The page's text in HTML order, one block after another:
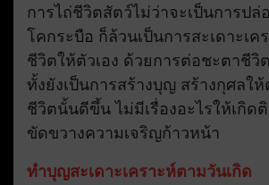
การไถ่ชีวิตสัตว์ไม่ว่าจะเป็นการปล่
โคกระบือ ก็ล้วนเป็นการสะเดาะเค
ชีวิตให้ตัวเอง ด้วยการต่อชะตาชีวิ
ทั้งยังเป็นการสร้างบุญ สร้างกุศลให้
ชีวิตนั้นดีขึ้น ไม่มีเรื่องอะไรให้เกิด
ขัดขวางความเจริญก้าวหน้า
ทำบุญสะเดาะเคราะห์ตามวันเกิด